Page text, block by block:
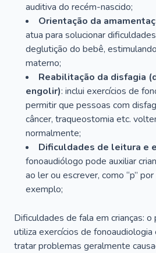
auditiva do recém-nascido;
Orientação da
atua para solucionar
deglutição do bebê,
materno;
Reabilitação da disfagia
engolir): inclui exercícios de
permitir que pessoas com
câncer, traqueostomia etc.
normalmente;
Dificuldades de leitura e
fonoaudiólogo pode auxiliar
ao ler ou escrever, como “p” por
exemplo;
Dificuldades de fala em crianças:
utiliza exercícios de
tratar problemas geralmente